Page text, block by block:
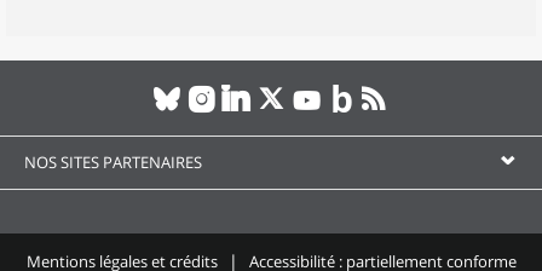
NOS SITES PARTENAIRES
Mentions légales et crédits Accessibilité : partiellement conforme